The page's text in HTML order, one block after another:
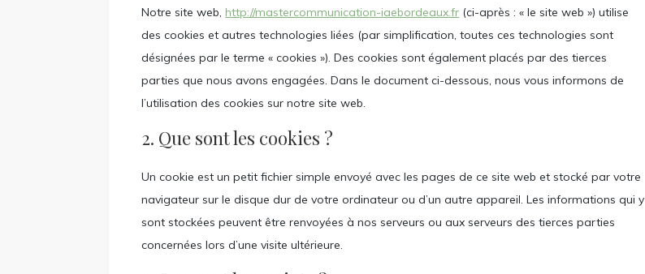
Notre site web, http://mastercommunication-iaebordeaux.fr (ci-après : « le site web ») utilise
des cookies et autres technologies liées (par simplification, toutes ces technologies sont
désignées par le terme « cookies »). Des cookies sont également placés par des tierces
parties que nous avons engagées. Dans le document ci-dessous, nous vous informons de
l’utilisation des cookies sur notre site web.
2. Que sont les cookies ?
Un cookie est un petit fichier simple envoyé avec les pages de ce site web et stocké par votre
navigateur sur le disque dur de votre ordinateur ou d’un autre appareil. Les informations qui y
sont stockées peuvent être renvoyées à nos serveurs ou aux serveurs des tierces parties
concernées lors d’une visite ultérieure.